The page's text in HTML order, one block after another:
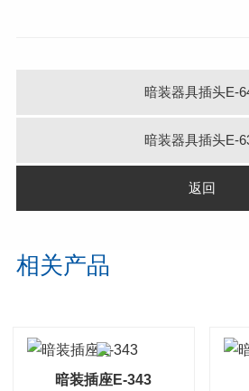
暗装器具插头E-
暗装器具插头E-
返回
相关产品
暗装插座E-343